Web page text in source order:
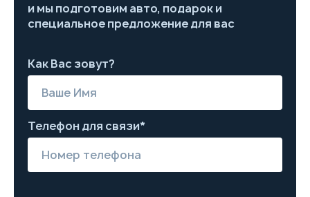
и мы подготовим авто, подарок и
специальное предложение для вас
Как Вас зовут?
Телефон для связи*